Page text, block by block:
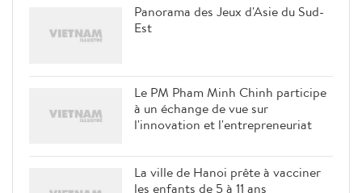
Panorama des Jeux d'Asie du Sud-
Est
Le PM Pham Minh Chinh participe
à un échange de vue sur
l'innovation et l'entrepreneuriat
La ville de Hanoi prête à vacciner
les enfants de 5 à 11 ans